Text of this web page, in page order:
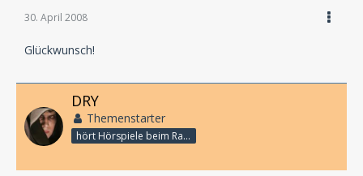
30. April 2008
Glückwunsch!
DRY
Themenstarter
hört Hörspiele beim Rasenmähen